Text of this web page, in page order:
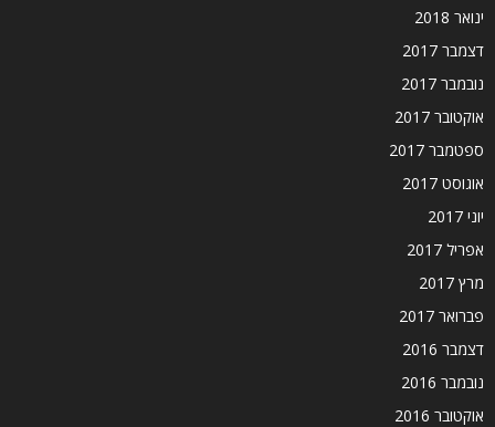
ינואר 2018
דצמבר 2017
נובמבר 2017
אוקטובר 2017
ספטמבר 2017
אוגוסט 2017
יוני 2017
אפריל 2017
מרץ 2017
פברואר 2017
דצמבר 2016
נובמבר 2016
אוקטובר 2016